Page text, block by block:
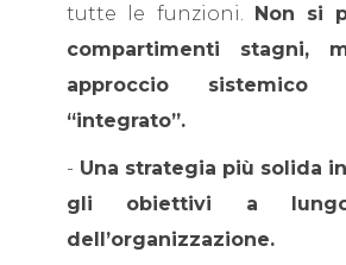
tutte le funzioni. Non si
compartimenti stagni,
approccio
“integrato”.
- Una strategia più solida
gli obiettivi a
dell’organizzazione.